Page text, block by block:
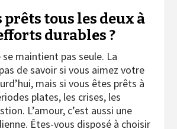
prêts tous les deux à
durables ?
maintient pas seule. La
de savoir si vous aimez votre
mais si vous êtes prêts à
plates, les crises, les
L’amour, c’est aussi une
Êtes-vous disposé à choisir